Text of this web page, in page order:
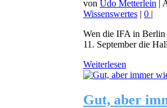
von Udo Metterlein |
Wissenswertes| 0 |
Wen die IFA in Berlin
11. September die
Weiterlesen
Gut, aber